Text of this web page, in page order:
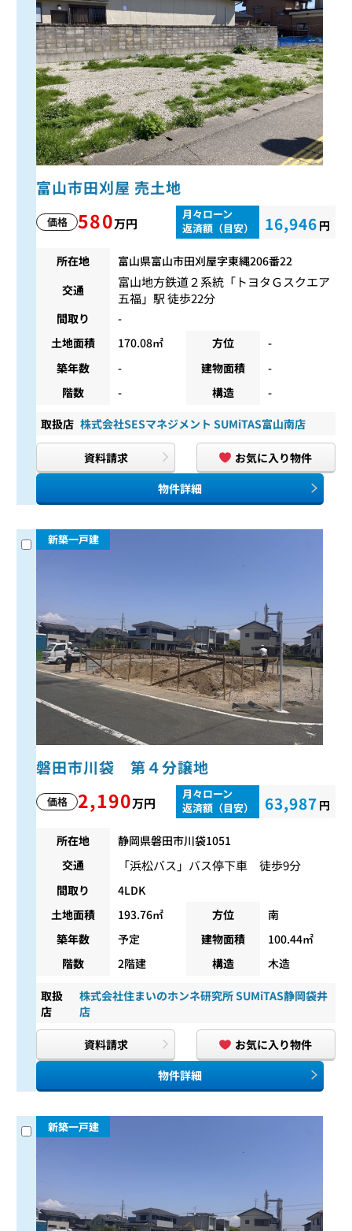
富山市田刈屋 売土地
価格 580万円
月々ローン
返済額（目安）
16,946 円
所在地
富山県富山市田刈屋字東縄206番22
交通
富山地方鉄道２系統 「 トヨタＧスクエア
五福」駅 徒歩22分
間取り
-
土地面積
170.08㎡ 方位
-
築年数
- 建物面積
-
階数
- 構造 -
取扱店 株式会社SESマネジメント SUMiTAS富山南店
資料請求
お気に入り物件
物件詳細
新築一戸建
磐田市川袋 第４分譲地
価格 2,190万円
月々ローン
返済額（目安）
63,987 円
所在地
静岡県磐田市川袋1051
交通
「浜松バス」バス停下車 徒歩9分
間取り
4LDK
土地面積
193.76㎡ 方位
南
築年数
予定 建物面積
100.44㎡
階数
2階建 構造 木造
取扱
店
株式会社住まいのホンネ研究所 SUMiTAS静岡袋井
店
資料請求
お気に入り物件
物件詳細
新築一戸建